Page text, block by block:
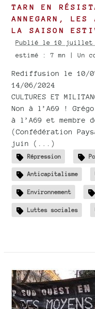
TARN EN
ANNEGARN, LES
LA SAISON
Publié le 10 juillet
estimé : 7 mn | Un
Rediffusion le 10/
14/06/2024
CULTURES ET
Non à l’A69 !
à l’A69 et membre
(Confédération
juin (...)
Répression
Anticapitalisme
Environnement
Luttes sociales